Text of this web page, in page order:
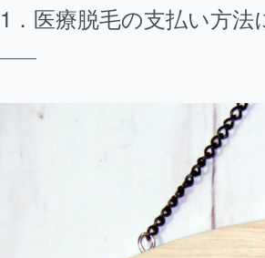
医療脱毛の支払い方法